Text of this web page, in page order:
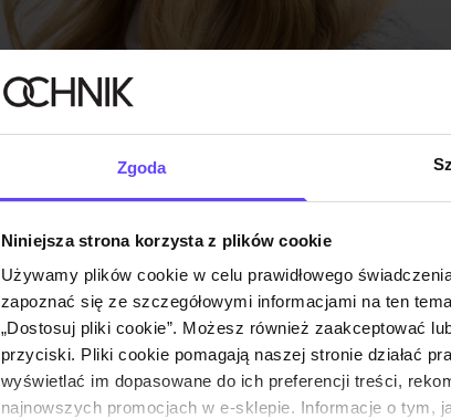
Zgoda
Niniejsza strona korzysta z plików cookie
Używamy plików cookie w celu prawidłowego
zapoznać się ze szczegółowymi informacjami na ten
„Dostosuj pliki cookie”. Możesz również zaakceptować
przyciski. Pliki cookie pomagają naszej stronie działać
wyświetlać im dopasowane do ich preferencji treści,
najnowszych promocjach w e-sklepie. Informacje o tym,